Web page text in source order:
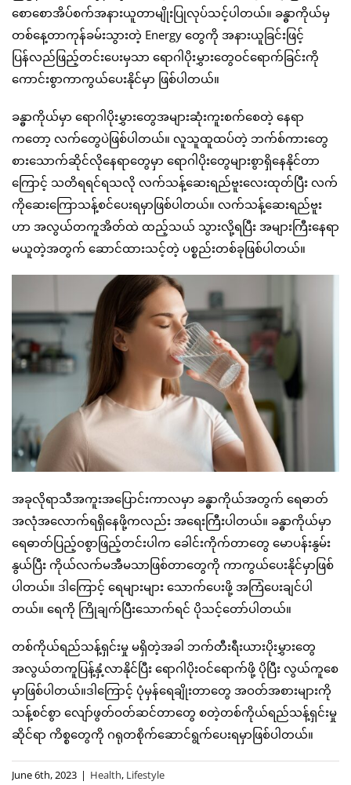
စောစောအိပ်စက်အနားယူတာမျိုးပြုလုပ်သင့်ပါတယ်။ ခန္ဓာကိုယ်မှ
တစ်နေ့တာကုန်ခမ်းသွားတဲ့ Energy တွေကို အနားယူခြင်းဖြင့်
ပြန်လည်ဖြည့်တင်းပေးမှသာ ရောဂါပိုးမွှားတွေဝင်ရောက်ခြင်းကို
ကောင်းစွာကာကွယ်ပေးနိုင်မှာ ဖြစ်ပါတယ်။
ခန္ဓာကိုယ်မှာ ရောဂါပိုးမွှားတွေအများဆုံးကူးစက်စေတဲ့ နေရာ
ကတော့ လက်တွေပဲဖြစ်ပါတယ်။ လူသူထူထပ်တဲ့ ဘက်စ်ကားတွေ
စားသောက်ဆိုင်လိုနေရာတွေမှာ ရောဂါပိုးတွေများစွာရှိနေနိုင်တာ
ကြောင့် သတိရရင်ရသလို လက်သန့်ဆေးရည်ဗူးလေးထုတ်ပြီး လက်
ကိုဆေးကြောသန့်စင်ပေးရမှာဖြစ်ပါတယ်။ လက်သန့်ဆေးရည်ဗူး
ဟာ အလွယ်တကူအိတ်ထဲ ထည့်သယ် သွားလို့ရပြီး အများကြီးနေရာ
မယူတဲ့အတွက် ဆောင်ထားသင့်တဲ့ ပစ္စည်းတစ်ခုဖြစ်ပါတယ်။
အခုလိုရာသီအကူးအပြောင်းကာလမှာ ခန္ဓာကိုယ်အတွက် ရေဓာတ်
အလုံအလောက်ရရှိနေဖို့ကလည်း အရေးကြီးပါတယ်။ ခန္ဓာကိုယ်မှာ
ရေဓာတ်ပြည့်ဝစွာဖြည့်တင်းပါက ခေါင်းကိုက်တာတွေ မောပန်းနွမ်း
နွယ်ပြီး ကိုယ်လက်မအီမသာဖြစ်တာတွေကို ကာကွယ်ပေးနိုင်မှာဖြစ်
ပါတယ်။ ဒါကြောင့် ရေများများ သောက်ပေးဖို့ အကြံပေးချင်ပါ
တယ်။ ရေကို ကြိုချက်ပြီးသောက်ရင် ပိုသင့်တော်ပါတယ်။
တစ်ကိုယ်ရည်သန့်ရှင်းမှု မရှိတဲ့အခါ ဘက်တီးရီးယားပိုးမွှားတွေ
အလွယ်တကူပြန့်နှံ့လာနိုင်ပြီး ရောဂါပိုးဝင်ရောက်ဖို့ ပိုပြီး လွယ်ကူစေ
မှာဖြစ်ပါတယ်။ဒါကြောင့် ပုံမှန်ရေချိုးတာတွေ အဝတ်အစားများကို
သန့်စင်စွာ လျော်ဖွတ်ဝတ်ဆင်တာတွေ စတဲ့တစ်ကိုယ်ရည်သန့်ရှင်းမှု
ဆိုင်ရာ ကိစ္စတွေကို ဂရုတစိုက်ဆောင်ရွက်ပေးရမှာဖြစ်ပါတယ်။
June 6th, 2023 | Health, Lifestyle